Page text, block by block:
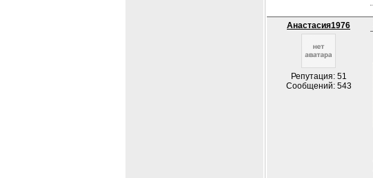
Анастасия1976
Репутация: 51
Сообщений: 543